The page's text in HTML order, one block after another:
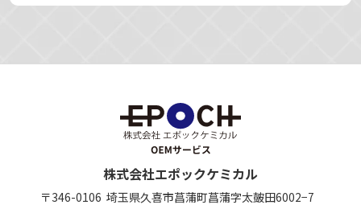
株式会社エポックケミカル
〒346-0106 埼玉県久喜市菖蒲町菖蒲字太皷田6002−7